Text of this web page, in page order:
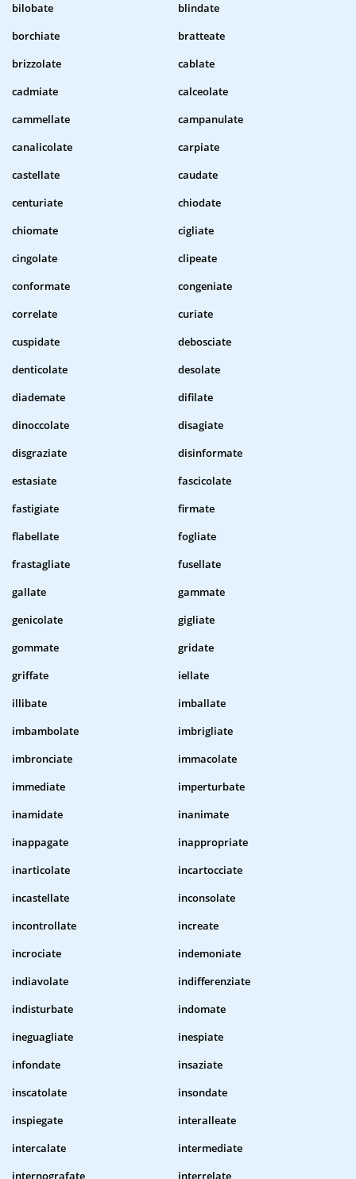
bilobate
blindate
borchiate
bratteate
brizzolate
cablate
cadmiate
calceolate
cammellate
campanulate
canalicolate
carpiate
castellate
caudate
centuriate
chiodate
chiomate
cigliate
cingolate
clipeate
conformate
congeniate
correlate
curiate
cuspidate
debosciate
denticolate
desolate
diademate
difilate
dinoccolate
disagiate
disgraziate
disinformate
estasiate
fascicolate
fastigiate
firmate
flabellate
fogliate
frastagliate
fusellate
gallate
gammate
genicolate
gigliate
gommate
gridate
griffate
iellate
illibate
imballate
imbambolate
imbrigliate
imbronciate
immacolate
immediate
imperturbate
inamidate
inanimate
inappagate
inappropriate
inarticolate
incartocciate
incastellate
inconsolate
incontrollate
increate
incrociate
indemoniate
indiavolate
indifferenziate
indisturbate
indomate
ineguagliate
inespiate
infondate
insaziate
inscatolate
insondate
inspiegate
interalleate
intercalate
intermediate
internografate
interrelate